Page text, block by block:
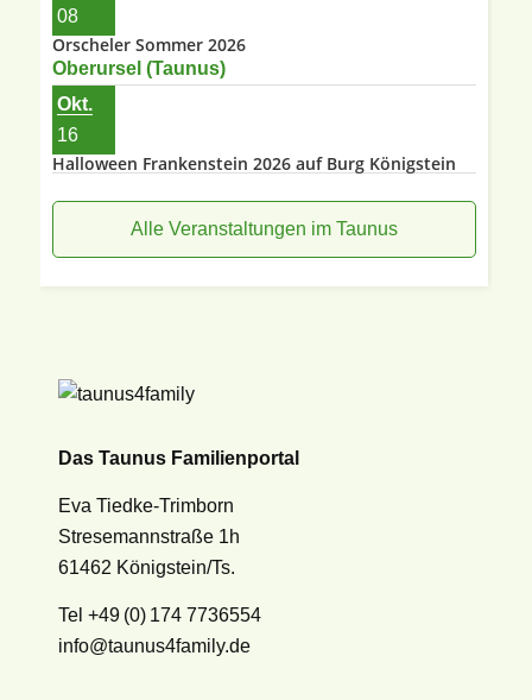
08
Orscheler Sommer 2026
Oberursel (Taunus)
Okt.
16
Halloween Frankenstein 2026 auf Burg Königstein
Alle Veranstaltungen im Taunus
Das Taunus Familienportal
Eva Tiedke-Trimborn
Stresemannstraße 1h
61462 Königstein/Ts.
Tel +49 (0) 174 7736554
info@taunus4family.de